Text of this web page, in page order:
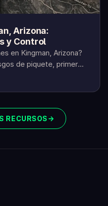
Arizona:
y Control
en Kingman, Arizona?
de piquete, primeros
RECURSOS →